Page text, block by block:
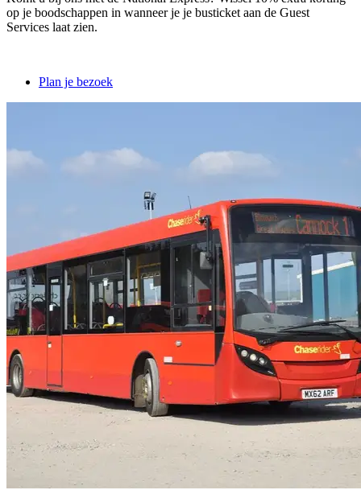
op je boodschappen in wanneer je je busticket aan de Guest
Services laat zien.
Plan je bezoek